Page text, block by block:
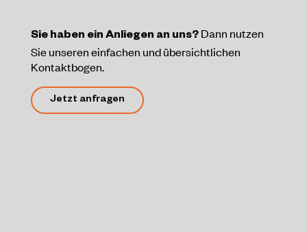
Sie haben ein Anliegen an uns?Dann nutzen
Sie unseren einfachen und übersichtlichen
Kontaktbogen.
Jetzt anfragen